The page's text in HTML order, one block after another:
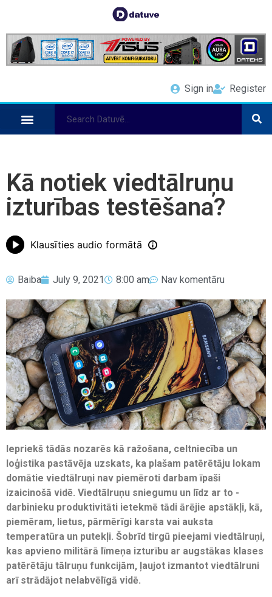
Sign in Register
Kā notiek viedtālruņu
izturības testēšana?
Klausīties audio formātā
Baiba July 9, 2021 8:00 am Nav komentāru
Iepriekš tādās nozarēs kā ražošana, celtniecība un
loģistika pastāvēja uzskats, ka plašam patērētāju lokam
domātie viedtālruņi nav piemēroti darbam īpaši
izaicinošā vidē. Viedtālruņu sniegumu un līdz ar to ­
darbinieku produktivitāti ietekmē tādi ārējie apstākļi, kā,
piemēram, lietus, pārmērīgi karsta vai auksta
temperatūra un putekļi. Šobrīd tirgū pieejami viedtālruņi,
kas apvieno militārā līmeņa izturību ar augstākas klases
patērētāju tālruņu funkcijām, ļaujot izmantot viedtālruni
arī strādājot nelabvēlīgā vidē.